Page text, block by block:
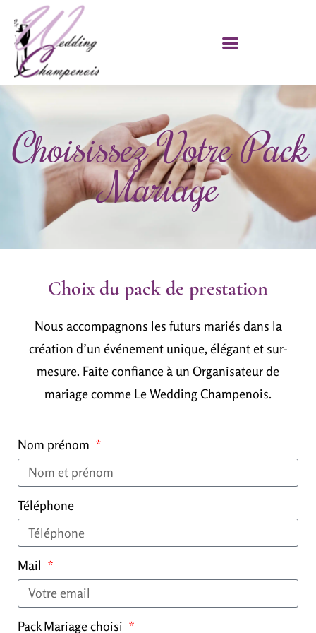
Choisissez Votre Pack
Mariage
Choix du pack de prestation
Nous accompagnons les futurs mariés dans la
création d’un événement unique, élégant et sur-
mesure. Faite confiance à un Organisateur de
mariage comme Le Wedding Champenois.
Nom prénom
Téléphone
Mail
Pack Mariage choisi